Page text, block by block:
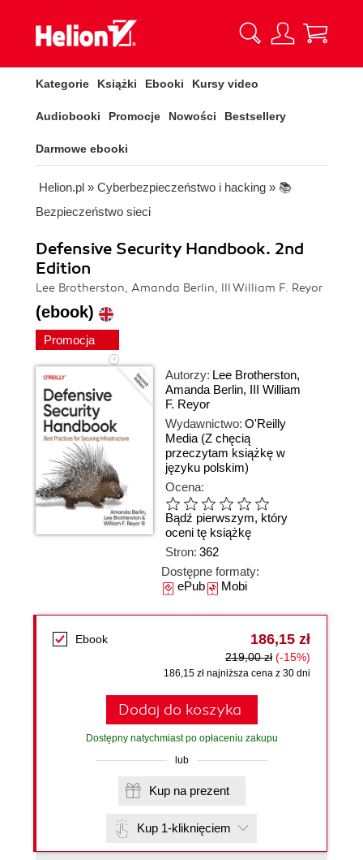
Kategorie Książki Ebooki Kursy video
Audiobooki Promocje Nowości Bestsellery
Darmowe ebooki
Helion.pl » Cyberbezpieczeństwo i hacking » 📚
Bezpieczeństwo sieci
Defensive Security Handbook. 2nd
Edition
Lee Brotherston, Amanda Berlin, III William F. Reyor
(ebook)
Promocja
Autorzy: Lee Brotherston,
Amanda Berlin, III William
F. Reyor
Wydawnictwo: O'Reilly
Media (Z chęcią
przeczytam książkę w
języku polskim)
Ocena:
Bądź pierwszym, który
oceni tę książkę
Stron: 362
Dostępne formaty:
ePubMobi
Ebook 186,15 zł
219,00 zł (-15%)
186,15 zł najniższa cena z 30 dni
Dodaj do koszyka
Dostępny natychmiast po opłaceniu zakupu
lub
Kup na prezent
Kup 1-kliknięciem